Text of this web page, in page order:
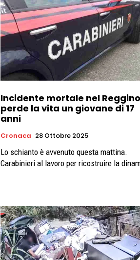
Incidente mortale nel
perde la vita un giovane di 17
anni
Cronaca 28 Ottobre 2025
Lo schianto è avvenuto questa mattina.
Carabinieri al lavoro per ricostruire la